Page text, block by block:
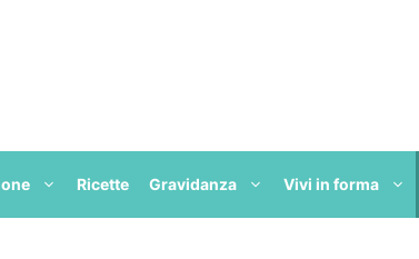
Ricette Gravidanza Vivi in forma